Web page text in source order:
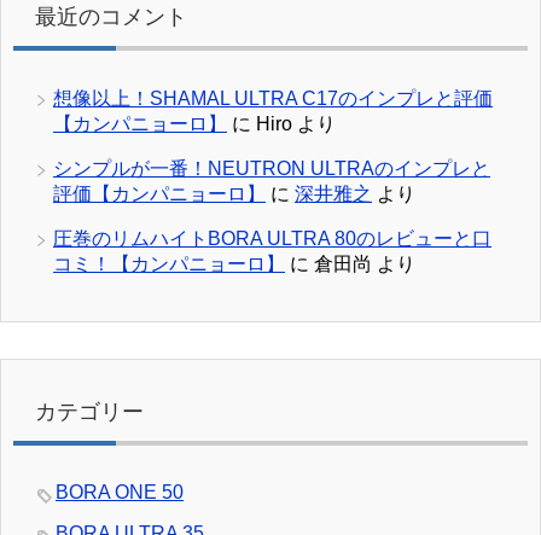
最近のコメント
想像以上！SHAMAL ULTRA C17のインプレと評価
【カンパニョーロ】
に Hiro より
シンプルが一番！NEUTRON ULTRAのインプレと
評価【カンパニョーロ】
に 深井雅之 より
圧巻のリムハイトBORA ULTRA 80のレビューと口
コミ！【カンパニョーロ】
に 倉田尚 より
カテゴリー
BORA ONE 50